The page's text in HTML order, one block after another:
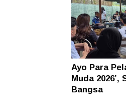
Ayo Para
Muda 2026’,
Bangsa